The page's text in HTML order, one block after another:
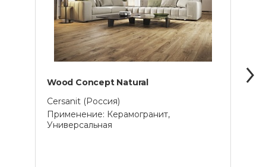
Wood Concept Natural
Cersanit (Россия)
Применение: Керамогранит,
Универсальная